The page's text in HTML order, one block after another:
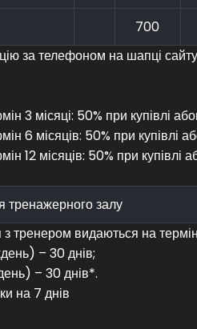
700
за телефоном на шапці
3 місяці: 50% при купівлі
6 місяців: 50% при купівлі
12 місяців: 50% при купівлі
тренажерного залу
тренером видаються на
– 30 днів;
– 30 днів*.
на 7 днів